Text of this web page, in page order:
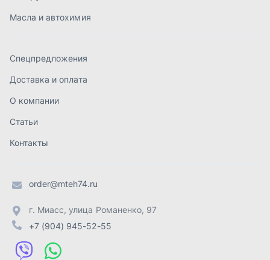
order@mteh74.ru
+7 (904) 945-52-55
г. Златоуст
г. Челябинск
+7 (904) 945-04-44